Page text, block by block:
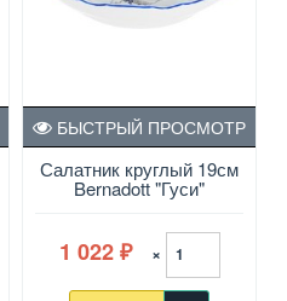
Салатник круглый 19см
Bernadott "Гуси"
БЫСТРЫЙ ПРОСМОТР
1 022 ₽ ×